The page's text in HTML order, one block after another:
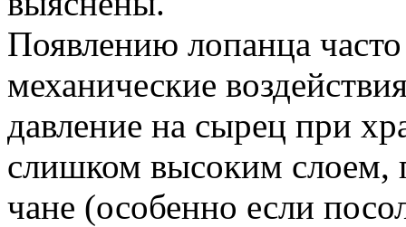
Появлению лопанца
механические
давление на сырец при
слишком высоким слоем,
чане (особенно если